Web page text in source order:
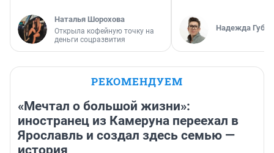
Наталья Шорохова
Открыла кофейную точку на
деньги соцразвития
Надежда
РЕКОМЕНДУЕМ
«Мечтал о большой жизни»:
иностранец из Камеруна переехал в
Ярославль и создал здесь семью —
история